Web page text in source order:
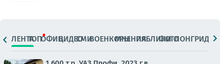
ЛЕНТАТОПОФИЦ.ВИДЕОСМИВОЕНКОРЫМНЕНИЯПАБЛИКИ
ФОТОЛОНГРИДЫ